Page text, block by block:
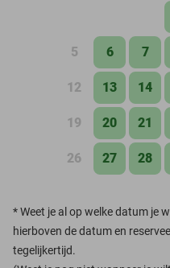
5 6 7
12 13 14
19 20 21
26 27 28
*Weet je al op welke datum je
hierboven de datum en
tegelijkertijd.